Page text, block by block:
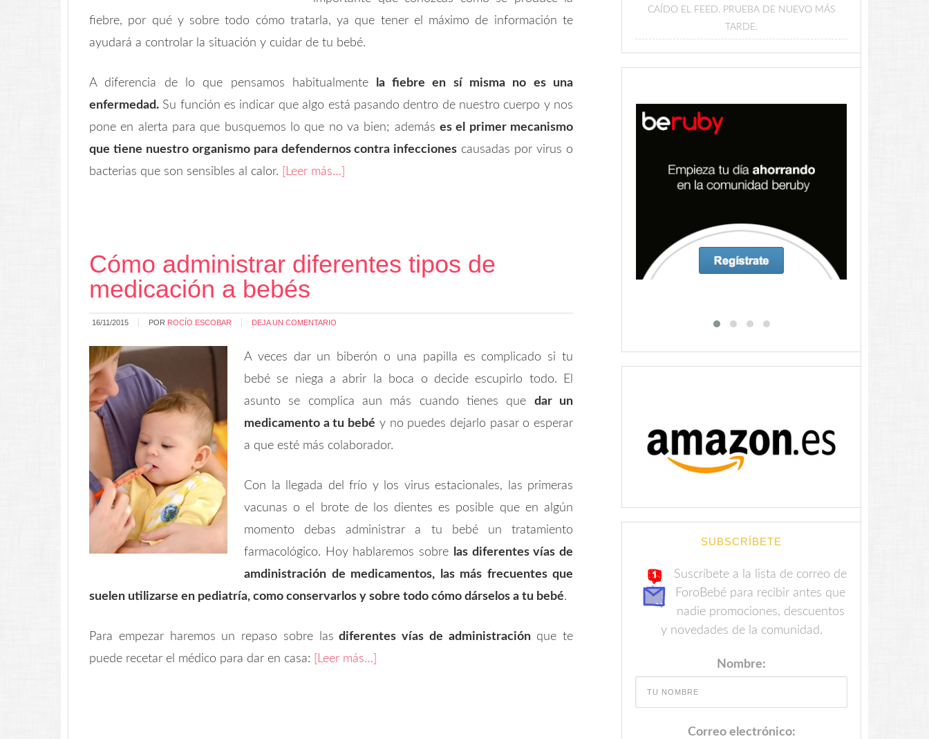
fiebre, por qué y sobre todo cómo tratarla, ya que tener el máximo de información te
ayudará a controlar la situación y cuidar de tu bebé.
A diferencia de lo que pensamos habitualmente la fiebre en sí misma no es una
enfermedad. Su función es indicar que algo está pasando dentro de nuestro cuerpo y nos
pone en alerta para que busquemos lo que no va bien; además es el primer mecanismo
que tiene nuestro organismo para defendernos contra infecciones causadas por virus o
bacterias que son sensibles al calor.
[Leer más…]
Cómo administrar diferentes tipos de
medicación a bebés
16/11/2015 POR ROCÍO ESCOBAR DEJA UN COMENTARIO
A veces dar un biberón o una papilla es complicado si tu
bebé se niega a abrir la boca o decide escupirlo todo. El
asunto se complica aun más cuando tienes que dar un
medicamento a tu bebé y no puedes dejarlo pasar o esperar
a que esté más colaborador.
Con la llegada del frío y los virus estacionales, las primeras
vacunas o el brote de los dientes es posible que en algún
momento debas administrar a tu bebé un tratamiento
farmacológico. Hoy hablaremos sobre
las diferentes vías de
amdinistración de medicamentos, las más frecuentes que
suelen utilizarse en pediatría, como conservarlos y sobre todo cómo dárselos a tu bebé.
Para empezar haremos un repaso sobre las diferentes vías de administraciónque te
puede recetar el médico para dar en casa:
[Leer más…]
CAÍDO EL FEED. PRUEBA DE NUEVO MÁS
TARDE.
SUBSCRÍBETE
Suscríbete a la lista de correo de
ForoBebé para recibir antes que
nadie promociones, descuentos
y novedades de la comunidad.
Nombre:
Correo electrónico: